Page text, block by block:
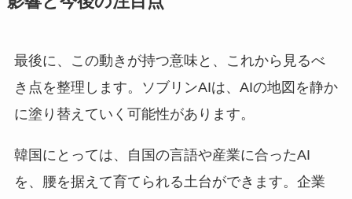
最後に、この動きが持つ意味と、これから見るべ
き点を整理します。ソブリンAIは、AIの地図を静か
に塗り替えていく可能性があります。
韓国にとっては、自国の言語や産業に合ったAI
を、腰を据えて育てられる土台ができます。企業